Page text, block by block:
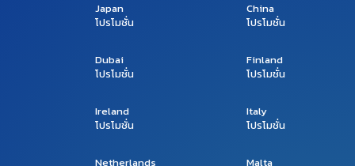
Japan
โปรโมชั่น
China
โปรโมชั่น
Dubai
โปรโมชั่น
Finland
โปรโมชั่น
Ireland
โปรโมชั่น
Italy
โปรโมชั่น
Netherlands Malta